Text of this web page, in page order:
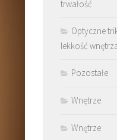
trwałość
Optyczne
lekkość
Pozostałe
Wnętrze
Wnętrze